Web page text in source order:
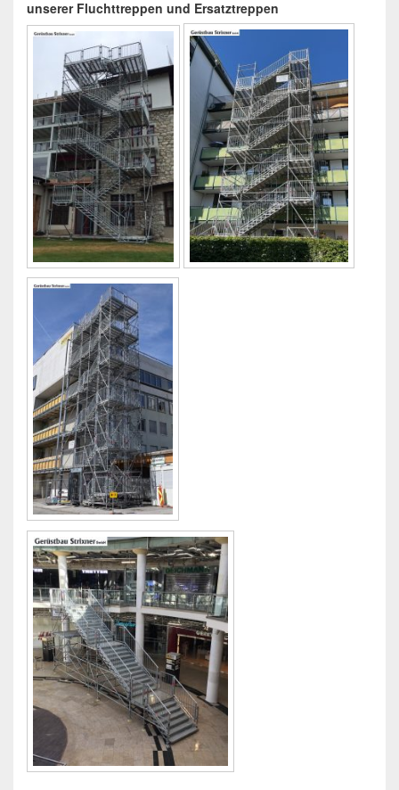
unserer Fluchttreppen und Ersatztreppen